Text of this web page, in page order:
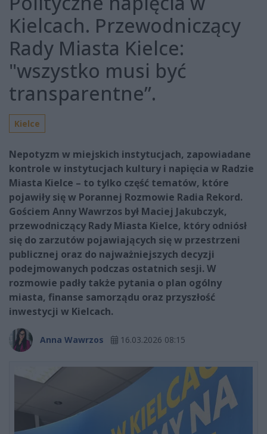
Kielcach. Przewodniczący
Rady Miasta Kielce:
"wszystko musi być
transparentne”.
Kielce
Nepotyzm w miejskich instytucjach, zapowiadane
kontrole w instytucjach kultury i napięcia w Radzie
Miasta Kielce – to tylko część tematów, które
pojawiły się w Porannej Rozmowie Radia Rekord.
Gościem Anny Wawrzos był Maciej Jakubczyk,
przewodniczący Rady Miasta Kielce, który odniósł
się do zarzutów pojawiających się w przestrzeni
publicznej oraz do najważniejszych decyzji
podejmowanych podczas ostatnich sesji. W
rozmowie padły także pytania o plan ogólny
miasta, finanse samorządu oraz przyszłość
inwestycji w Kielcach.
Anna Wawrzos 16.03.2026 08:15